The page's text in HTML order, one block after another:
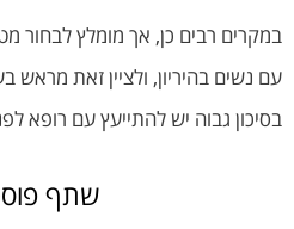
במקרים רבים כן, אך מומלץ לבחור
עם נשים בהיריון, ולציין זאת מראש
בסיכון גבוה יש להתייעץ עם רופא
שתף